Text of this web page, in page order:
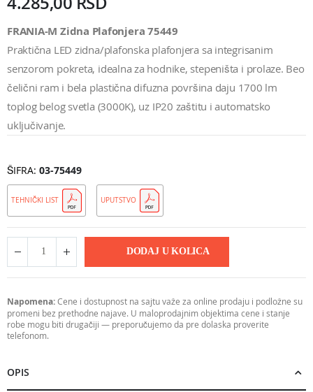
FRANIA-M Zidna Plafonjera 75449
Praktična LED zidna/plafonska plafonjera sa integrisanim
senzorom pokreta, idealna za hodnike, stepeništa i prolaze. Beo
čelični ram i bela plastična difuzna površina daju 1700 lm
toplog belog svetla (3000K), uz IP20 zaštitu i automatsko
uključivanje.
ŠIFRA 03-75449
TEHNIČKI LIST UPUTSTVO
DODAJ U KOLICA
Napomena:Cene i dostupnost na sajtu važe za online prodaju i podložne su
promeni bez prethodne najave. U maloprodajnim objektima cene i stanje
robe mogu biti drugačiji — preporučujemo da pre dolaska proverite
telefonom.
OPIS